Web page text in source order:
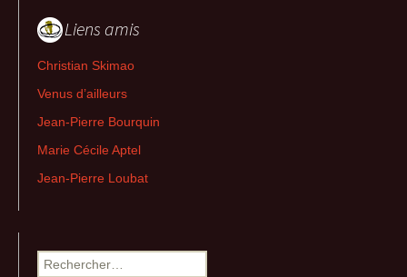
Liens amis
Christian Skimao
Venus d’ailleurs
Jean-Pierre Bourquin
Marie Cécile Aptel
Jean-Pierre Loubat
Rechercher :